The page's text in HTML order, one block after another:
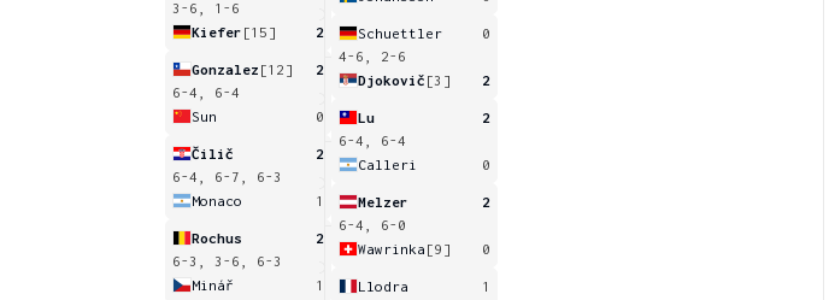
3-6, 1-6
Kiefer [15] 2
Gonzalez [12]
2
6-4, 6-4
Sun
0
Čilič
2
6-4, 6-7, 6-3
Monaco
1
Rochus
2
6-3, 3-6, 6-3
Minář
1
Schuettler
0
4-6, 2-6
Djokovič [3] 2
Lu
2
6-4, 6-4
Calleri
0
Melzer
2
6-4, 6-0
Wawrinka [9] 0
Llodra
1